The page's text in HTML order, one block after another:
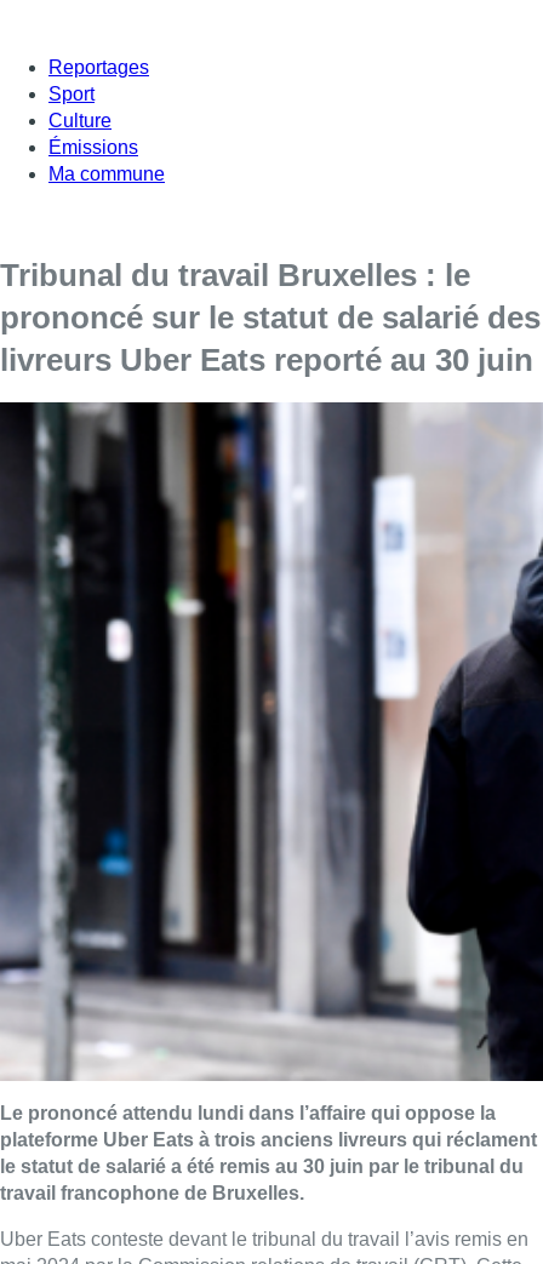
Reportages
Sport
Culture
Émissions
Ma commune
Tribunal du travail Bruxelles : le
prononcé sur le statut de salarié des
livreurs Uber Eats reporté au 30 juin
Le prononcé attendu lundi dans l’affaire qui oppose la
plateforme Uber Eats à trois anciens livreurs qui réclament
le statut de salarié a été remis au 30 juin par le tribunal du
travail francophone de Bruxelles.
Uber Eats conteste devant le tribunal du travail l’avis remis en